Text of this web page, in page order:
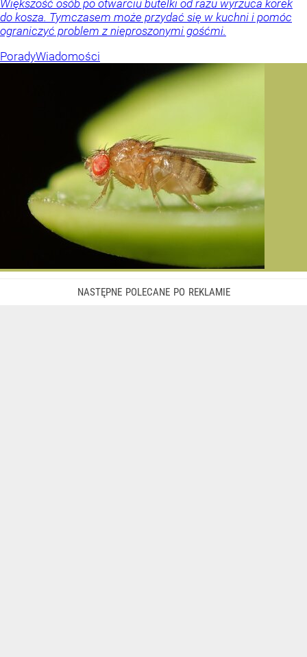
Większość osób po otwarciu butelki od razu wyrzuca korek
do kosza. Tymczasem może przydać się w kuchni i pomóc
ograniczyć problem z nieproszonymi gośćmi.
PoradyWiadomości